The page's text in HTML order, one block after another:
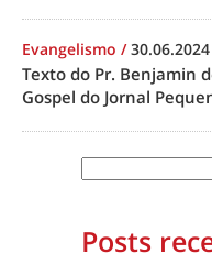
Evangelismo /30.06.2024
Texto do Pr. Benjamin
Gospel do Jornal
Posts